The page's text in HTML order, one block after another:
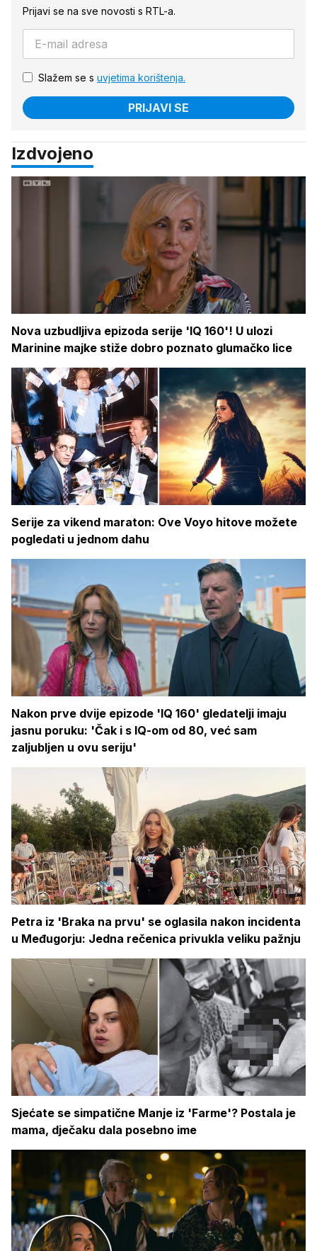
Prijavi se na sve novosti s RTL-a.
Slažem se s uvjetima korištenja.
PRIJAVI SE
Izdvojeno
Nova uzbudljiva epizoda serije 'IQ 160'! U ulozi
Marinine majke stiže dobro poznato glumačko lice
Serije za vikend maraton: Ove Voyo hitove možete
pogledati u jednom dahu
Nakon prve dvije epizode 'IQ 160' gledatelji imaju
jasnu poruku: 'Čak i s IQ-om od 80, već sam
zaljubljen u ovu seriju'
Petra iz 'Braka na prvu' se oglasila nakon incidenta
u Međugorju: Jedna rečenica privukla veliku pažnju
Sjećate se simpatične Manje iz 'Farme'? Postala je
mama, dječaku dala posebno ime